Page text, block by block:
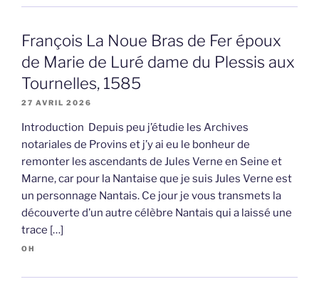
François La Noue Bras de Fer époux
de Marie de Luré dame du Plessis aux
Tournelles, 1585
27 AVRIL 2026
Introduction Depuis peu j’étudie les Archives
notariales de Provins et j’y ai eu le bonheur de
remonter les ascendants de Jules Verne en Seine et
Marne, car pour la Nantaise que je suis Jules Verne est
un personnage Nantais. Ce jour je vous transmets la
découverte d’un autre célèbre Nantais qui a laissé une
trace […]
OH